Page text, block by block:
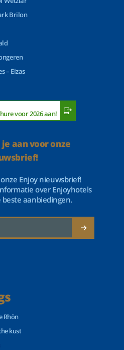
Brilon
– Elzas
voor 2026 aan!
aan voor onze
Enjoy nieuwsbrief!
over Enjoyhotels
aanbiedingen.
Rhön
kust